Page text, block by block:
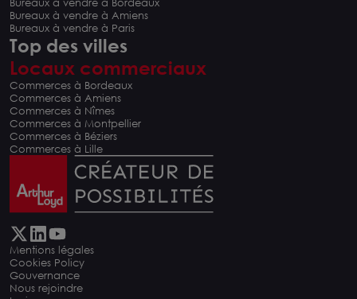
Bureaux à vendre à Amiens
Bureaux à vendre à Paris
Top des villes
Locaux commerciaux
Commerces à Bordeaux
Commerces à Amiens
Commerces à Nîmes
Commerces à Montpellier
Commerces à Béziers
Commerces à Lille
Mentions légales
Cookies Policy
Gouvernance
Nous rejoindre